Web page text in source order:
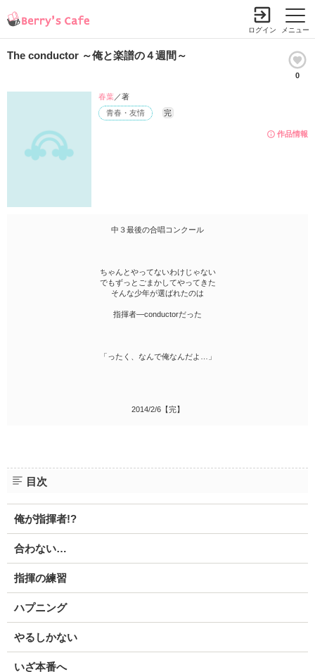
メニュー
ログイン
The conductor ～俺と楽譜の４週間～
0
作品情報
青春・友情 完
春葉／著
中３最後の合唱コンクール
ちゃんとやってないわけじゃない
でもずっとごまかしてやってきた
そんな少年が選ばれたのは
指揮者―conductorだった
「ったく、なんで俺なんだよ…」
2014/2/6【完】
目次
俺が指揮者!?
合わない…
指揮の練習
ハプニング
やるしかない
いざ本番へ